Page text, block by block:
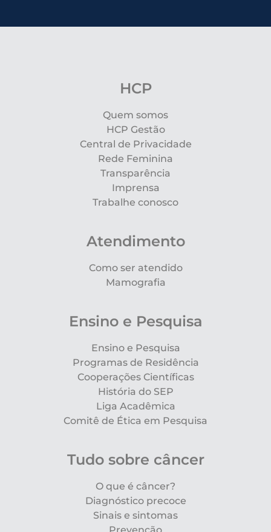
HCP
Quem somos
HCP Gestão
Central de Privacidade
Rede Feminina
Transparência
Imprensa
Trabalhe conosco
Atendimento
Como ser atendido
Mamografia
Ensino e Pesquisa
Ensino e Pesquisa
Programas de Residência
Cooperações Científicas
História do SEP
Liga Acadêmica
Comitê de Ética em Pesquisa
Tudo sobre câncer
O que é câncer?
Diagnóstico precoce
Sinais e sintomas